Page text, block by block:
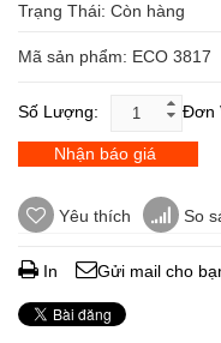
Trạng Thái: Còn hàng
Mã sản phẩm: ECO 3817
Số Lượng: Đơn
Nhận báo giá
Yêu thích So
In Gửi mail cho